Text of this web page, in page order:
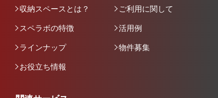
収納スペースとは？
ご利用に関して
スペラボの特徴
活用例
ラインナップ
物件募集
お役立ち情報